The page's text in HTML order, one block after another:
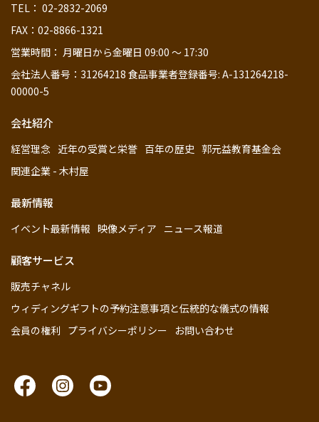
TEL： 02-2832-2069
FAX：02-8866-1321
営業時間： 月曜日から金曜日 09:00 ～ 17:30
会社法人番号：31264218 食品事業者登録番号: A-131264218-
00000-5
会社紹介
経営理念 近年の受賞と栄誉 百年の歴史 郭元益教育基金会
関連企業 - 木村屋
最新情報
イベント最新情報 映像メディア ニュース報道
顧客サービス
販売チャネル
ウィディングギフトの予約注意事項と伝統的な儀式の情報
会員の権利 プライバシーポリシー お問い合わせ